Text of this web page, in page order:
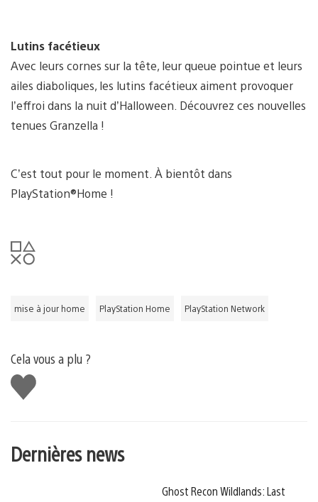
Lutins facétieux
Avec leurs cornes sur la tête, leur queue pointue et leurs
ailes diaboliques, les lutins facétieux aiment provoquer
l’effroi dans la nuit d’Halloween. Découvrez ces nouvelles
tenues Granzella !
C’est tout pour le moment. À bientôt dans
PlayStation®Home !
mise à jour home PlayStation Home PlayStation Network
Cela vous a plu ?
J'aime
Dernières news
Ghost Recon Wildlands: Last